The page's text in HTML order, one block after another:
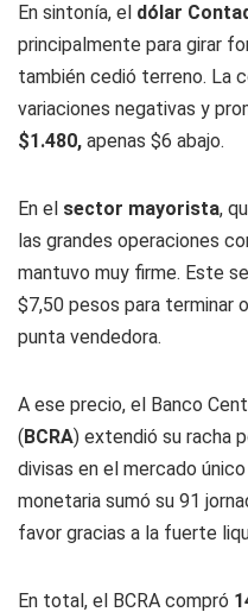
En sintonía, el dólar
principalmente para girar
también cedió terreno. La
variaciones negativas y
$1.480, apenas $6 abajo.
En el sector mayorista,
las grandes operaciones
mantuvo muy firme. Este
$7,50 pesos para terminar
punta vendedora.
A ese precio, el Banco
(BCRA) extendió su racha
divisas en el mercado
monetaria sumó su 91
favor gracias a la fuerte
En total, el BCRA compró